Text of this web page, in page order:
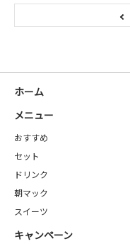
ホーム
メニュー
おすすめ
セット
ドリンク
朝マック
スイーツ
キャンペーン